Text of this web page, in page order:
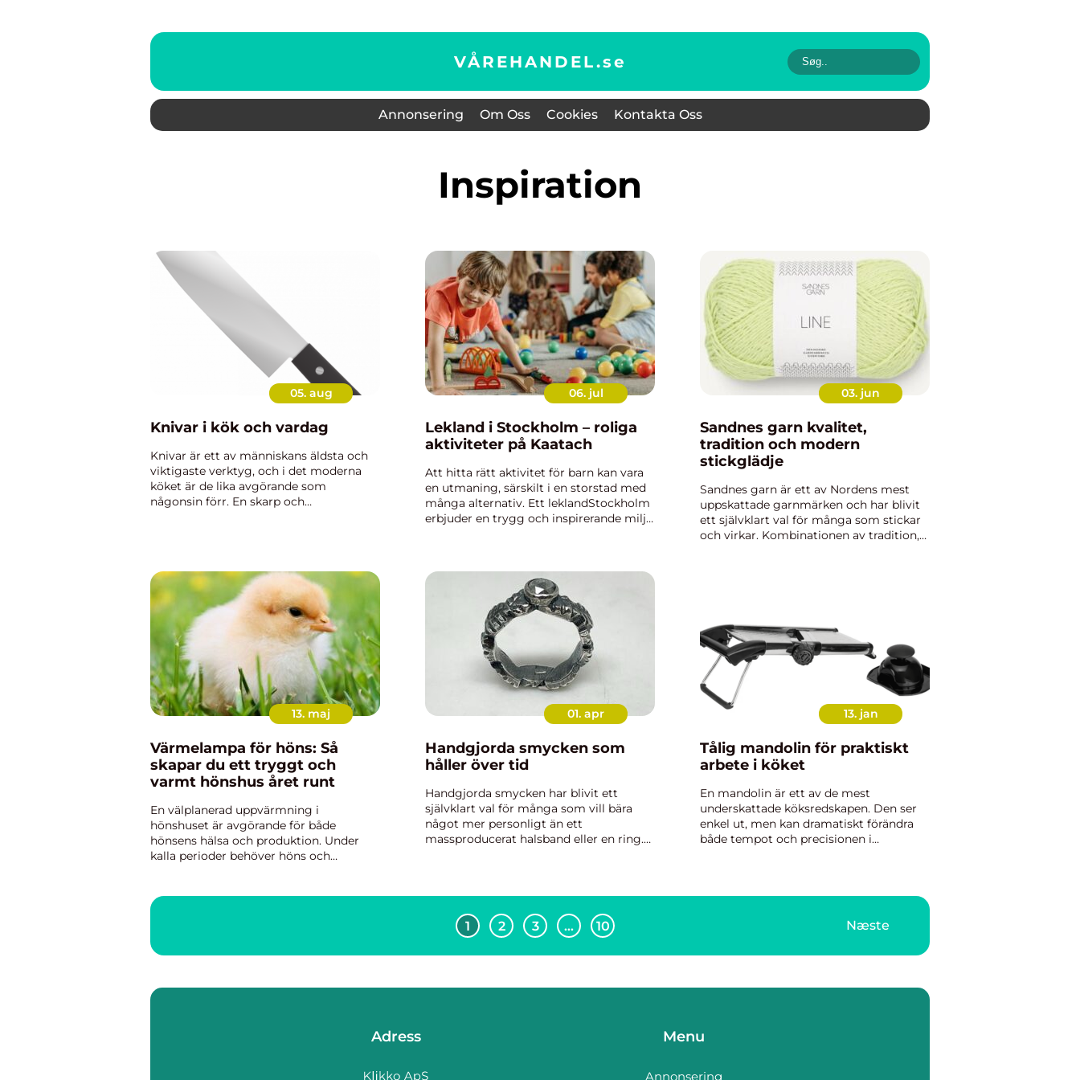
VÅREHANDEL.se
Annonsering Om Oss Cookies Kontakta Oss
inspiration
05. aug
Knivar i kök och vardag
Knivar är ett av människans äldsta och
viktigaste verktyg, och i det moderna
köket är de lika avgörande som
någonsin förr. En skarp och
06. jul
Lekland i Stockholm – roliga
aktiviteter på Kaatach
Att hitta rätt aktivitet för barn kan vara
en utmaning, särskilt i en storstad med
många alternativ. Ett leklandStockholm
erbjuder en trygg och inspirerande miljö
03. jun
Sandnes garn kvalitet,
tradition och modern
stickglädje
Sandnes garn är ett av Nordens mest
uppskattade garnmärken och har blivit
ett självklart val för många som stickar
och virkar. Kombinationen av tradition,
13. maj
Värmelampa för höns: Så
skapar du ett tryggt och
varmt hönshus året runt
En välplanerad uppvärmning i
hönshuset är avgörande för både
hönsens hälsa och produktion. Under
kalla perioder behöver höns och
01. apr
Handgjorda smycken som
håller över tid
Handgjorda smycken har blivit ett
självklart val för många som vill bära
något mer personligt än ett
massproducerat halsband eller en ring.
13. jan
Tålig mandolin för praktiskt
arbete i köket
En mandolin är ett av de mest
underskattade köksredskapen. Den ser
enkel ut, men kan dramatiskt förändra
både tempot och precisionen i
1 2 3 … 10 Næste
Adress Menu
Annonsering